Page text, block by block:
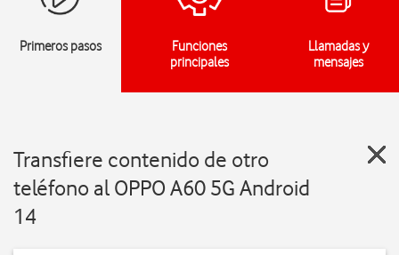
Primeros pasos
Funciones
principales
Llamadas y
mensajes
Transfiere contenido de otro
teléfono al OPPO A60 5G Android
14